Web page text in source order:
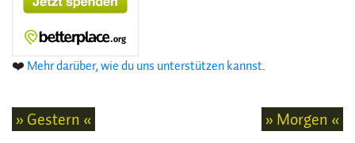
❤️ Mehr darüber, wie du uns unterstützen kannst.
» Gestern « » Morgen «